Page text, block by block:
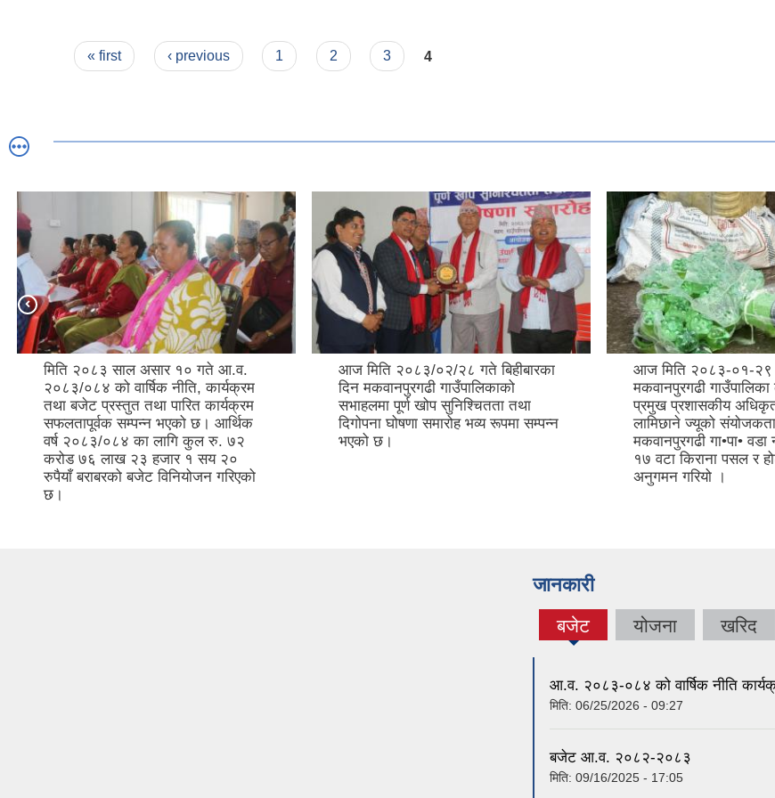
Pages« first ‹ previous 1 2 3 4
मिति २०८३ साल असार १० गते आ.व.
२०८३/०८४ को वार्षिक नीति, कार्यक्रम
तथा बजेट प्रस्तुत तथा पारित कार्यक्रम
सफलतापूर्वक सम्पन्न भएको छ। आर्थिक
वर्ष २०८३/०८४ का लागि कुल रु. ७२
करोड ७६ लाख २३ हजार १ सय २०
रुपैयाँ बराबरको बजेट विनियोजन गरिएको
छ।
आज मिति २०८३/०२/२८ गते बिहीबारका
दिन मकवानपुरगढी गाउँपालिकाको
सभाहलमा पूर्ण खोप सुनिश्चितता तथा
दिगोपना घोषणा समारोह भव्य रूपमा सम्पन्न
भएको छ।
आज मिति २०८३-०१-
मकवानपुरगढी गाउँपालिका
प्रमुख प्रशासकीय
लामिछाने ज्यूको
मकवानपुरगढी गा•पा•
१७ वटा किराना पसल र
अनुगमन गरियो ।
जानकारी
बजेट
(active
योजना खरिद
आ.व. २०८३-०८४ को वार्षिक नीति
मिति: 06/25/2026 - 09:27
बजेट आ.व. २०८२-२०८३
मिति: 09/16/2025 - 17:05